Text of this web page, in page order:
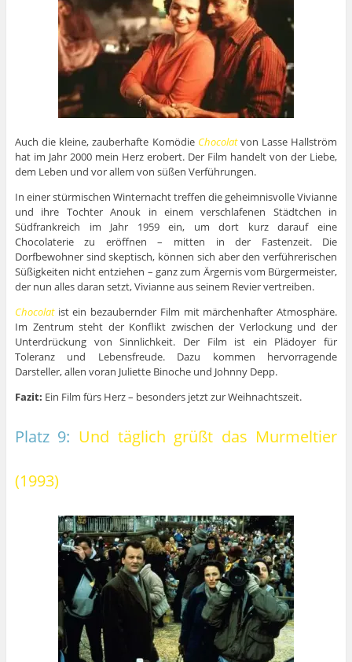
Auch die kleine, zauberhafte Komödie Chocolatvon Lasse Hallström
hat im Jahr 2000 mein Herz erobert. Der Film handelt von der Liebe,
dem Leben und vor allem von süßen Verführungen.
In einer stürmischen Winternacht treffen die geheimnisvolle Vivianne
und ihre Tochter Anouk in einem verschlafenen Städtchen in
Südfrankreich im Jahr 1959 ein, um dort kurz darauf eine
Chocolaterie zu eröffnen – mitten in der Fastenzeit. Die
Dorfbewohner sind skeptisch, können sich aber den verführerischen
Süßigkeiten nicht entziehen – ganz zum Ärgernis vom Bürgermeister,
der nun alles daran setzt, Vivianne aus seinem Revier vertreiben.
Chocolat ist ein bezaubernder Film mit märchenhafter Atmosphäre.
Im Zentrum steht der Konflikt zwischen der Verlockung und der
Unterdrückung von Sinnlichkeit. Der Film ist ein Plädoyer für
Toleranz und Lebensfreude. Dazu kommen hervorragende
Darsteller, allen voran Juliette Binoche und Johnny Depp.
Fazit: Ein Film fürs Herz – besonders jetzt zur Weihnachtszeit.
Platz 9: Und täglich grüßt das Murmeltier
(1993)